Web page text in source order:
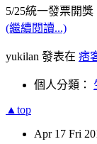
5/25統一發票開獎
(繼續閱讀...)
yukilan 發表在 痞
個人分類：
▲top
Apr 17 Fri